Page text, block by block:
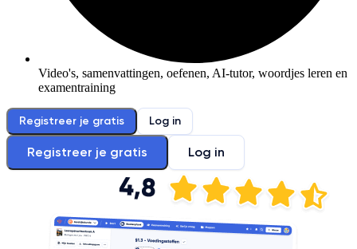
Video's, samenvattingen, oefenen, AI-tutor, woordjes leren en
examentraining
Registreer je gratis Log in
Registreer je gratis Log in